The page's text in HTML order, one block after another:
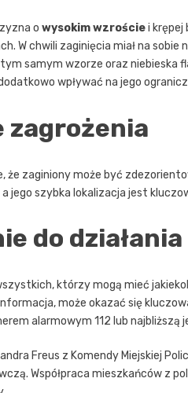
o wysokim wzrościei krępej
W chwili zaginięcia miał na
samym wzorze oraz niebieska
wpływać na jego
zagrożenia
że zaginiony może być
jego szybka lokalizacja jest
do działania
którzy mogą mieć
może okazać się
alarmowym 112 lub najbliższą
Freus z Komendy Miejskiej
Współpraca mieszkańców z